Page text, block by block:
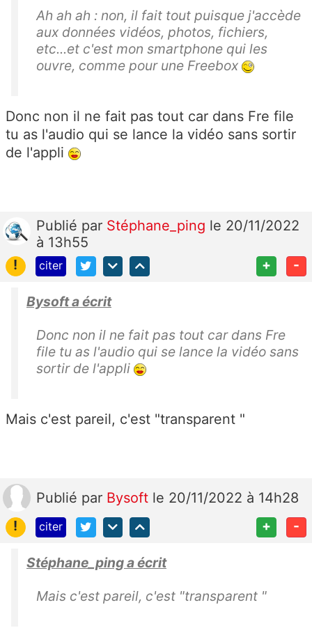
Ah ah ah : non, il fait tout puisque j'accède
aux données vidéos, photos, fichiers,
etc...et c'est mon smartphone qui les
ouvre, comme pour une Freebox
Donc non il ne fait pas tout car dans Fre file
tu as l'audio qui se lance la vidéo sans sortir
de l'appli
Publié par Stéphane_ping le 20/11/2022
à 13h55
!
citer + -
Bysoft a écrit
Donc non il ne fait pas tout car dans Fre
file tu as l'audio qui se lance la vidéo sans
sortir de l'appli
Mais c'est pareil, c'est "transparent "
Publié par Bysoft le 20/11/2022 à 14h28
!
citer + -
Stéphane_ping a écrit
Mais c'est pareil, c'est "transparent "